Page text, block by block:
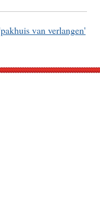
van verlangen'